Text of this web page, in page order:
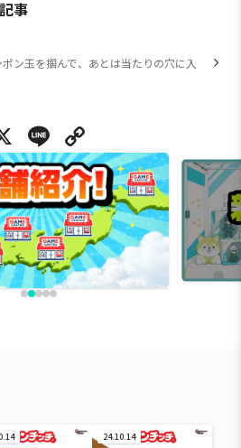
事
ン玉を掴んで、あとは当たりの穴に入
X Line
24.10.14